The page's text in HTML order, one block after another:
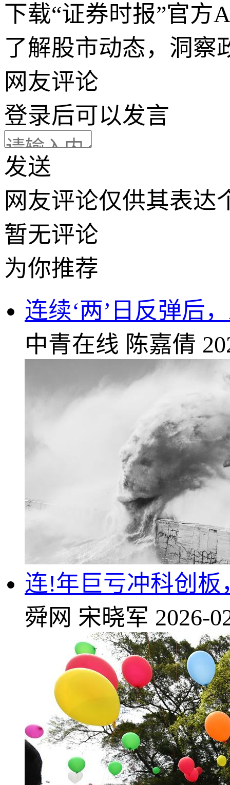
下载“证券时报”官方
了解股市动态，洞察
网友评论
登录后可以发言
发送
网友评论仅供其表达
暂无评论
为你推荐
连续‘两’日反弹后
中青在线 陈嘉倩
连!年巨亏冲科创
舜网 宋晓军 2026-